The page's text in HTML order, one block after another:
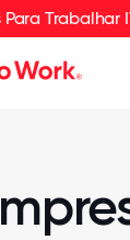
Trabalhar